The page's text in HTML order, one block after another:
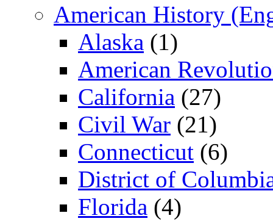
American History
Alaska (1)
American
California (27)
Civil War (21)
Connecticut (6)
District of
Florida (4)